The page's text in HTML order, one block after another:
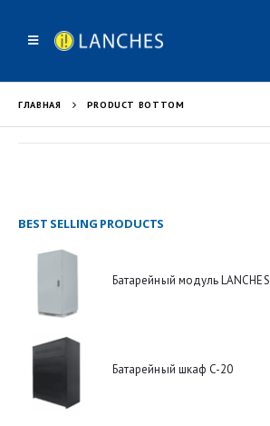
ГЛАВНАЯ PRODUCT BOTTOM
BEST SELLING PRODUCTS
Батарейный модуль
Батарейный шкаф C-20